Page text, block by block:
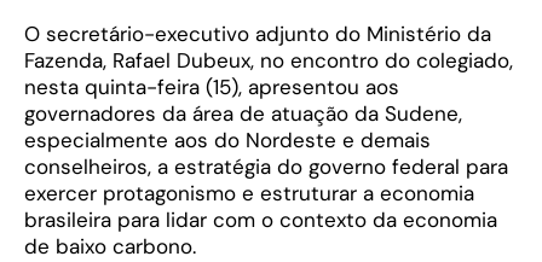
O secretário-executivo adjunto do Ministério da
Fazenda, Rafael Dubeux, no encontro do colegiado,
nesta quinta-feira (15), apresentou aos
governadores da área de atuação da Sudene,
especialmente aos do Nordeste e demais
conselheiros, a estratégia do governo federal para
exercer protagonismo e estruturar a economia
brasileira para lidar com o contexto da economia
de baixo carbono.